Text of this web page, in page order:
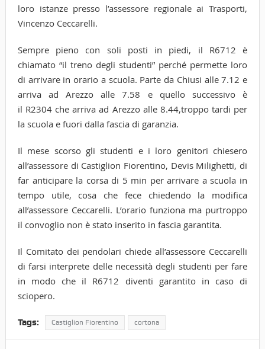
loro istanze presso l’assessore regionale ai Trasporti,
Vincenzo Ceccarelli.
Sempre pieno con soli posti in piedi, il R6712 è
chiamato “il treno degli studenti” perché permette loro
di arrivare in orario a scuola. Parte da Chiusi alle 7.12 e
arriva ad Arezzo alle 7.58 e quello successivo è
il R2304 che arriva ad Arezzo alle 8.44,troppo tardi per
la scuola e fuori dalla fascia di garanzia.
Il mese scorso gli studenti e i loro genitori chiesero
all’assessore di Castiglion Fiorentino, Devis Milighetti, di
far anticipare la corsa di 5 min per arrivare a scuola in
tempo utile, cosa che fece chiedendo la modifica
all’assessore Ceccarelli. L’orario funziona ma purtroppo
il convoglio non è stato inserito in fascia garantita.
Il Comitato dei pendolari chiede all’assessore Ceccarelli
di farsi interprete delle necessità degli studenti per fare
in modo che il R6712 diventi garantito in caso di
sciopero.
Tags: Castiglion Fiorentino cortona